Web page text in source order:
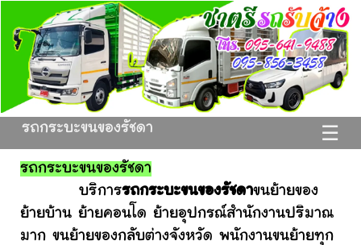
☰
รถกระบะขนของรัชดา
รถกระบะขนของรัชดา
บริการรถกระบะขนของรัชดาขนย้ายของ
ย้ายบ้าน ย้ายคอนโด ย้ายอุปกรณ์สำนักงานปริมาณ
มาก ขนย้ายของกลับต่างจังหวัด พนักงานขนย้ายทุก